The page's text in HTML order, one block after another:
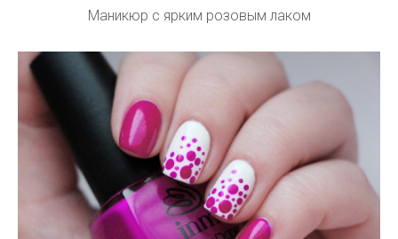
Маникюр с ярким розовым лаком